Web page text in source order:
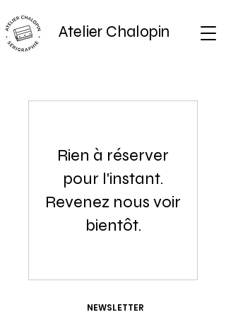
Atelier Chalopin
Rien à réserver
pour l'instant.
Revenez nous voir
bientôt.
NEWSLETTER